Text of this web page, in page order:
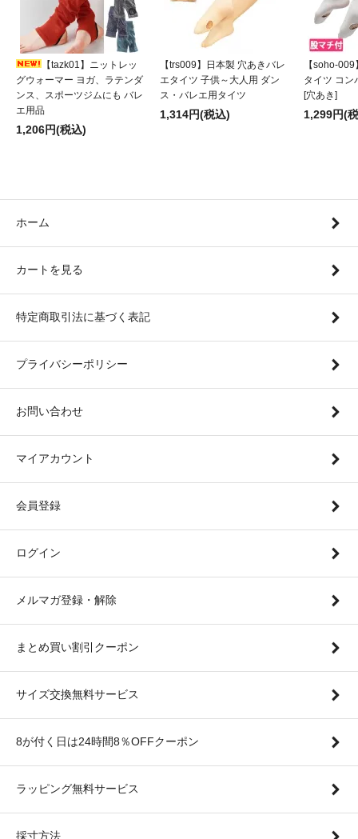
【tazk01】ニットレッ
グウォーマー ヨガ、ラテンダ
ンス、スポーツジムにも バレ
エ用品
1,206円(税込)
【trs009】日本製 穴あきバレ
エタイツ 子供～大人用 ダン
ス・バレエ用タイツ
1,314円(税込)
【soho-
タイツ コン
[穴あき]
1,299円(
ホーム
カートを見る
特定商取引法に基づく表記
プライバシーポリシー
お問い合わせ
マイアカウント
会員登録
ログイン
メルマガ登録・解除
まとめ買い割引クーポン
サイズ交換無料サービス
8が付く日は24時間8％OFFクーポン
ラッピング無料サービス
採寸方法